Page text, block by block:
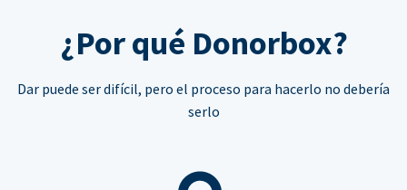
¿Por qué Donorbox?
Dar puede ser difícil, pero el proceso para hacerlo no debería
serlo